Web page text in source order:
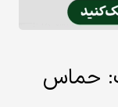
حماس